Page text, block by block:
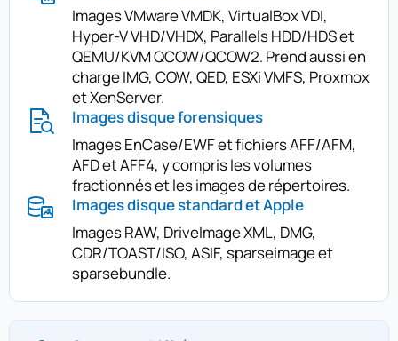
Images VMware VMDK, VirtualBox VDI,
Hyper-V VHD/VHDX, Parallels HDD/HDS et
QEMU/KVM QCOW/QCOW2. Prend aussi en
charge IMG, COW, QED, ESXi VMFS, Proxmox
et XenServer.
Images disque forensiques
Images EnCase/EWF et fichiers AFF/AFM,
AFD et AFF4, y compris les volumes
fractionnés et les images de répertoires.
Images disque standard et Apple
Images RAW, DriveImage XML, DMG,
CDR/TOAST/ISO, ASIF, sparseimage et
sparsebundle.